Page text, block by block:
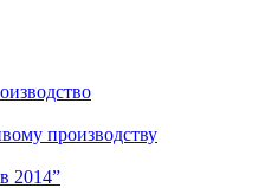
производству
2014”